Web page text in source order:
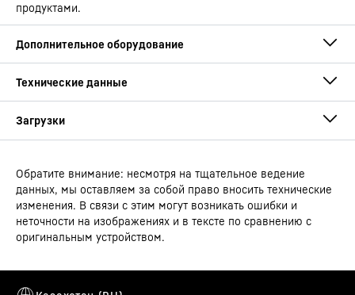
продуктами.
Сейф EasyFresh со встроенным выдвижным
Тип устройства
Встраиваемый холодильник
с EasyFresh
Руководство по эксплуатации
Обратите внимание: несмотря на тщательное ведение
данных, мы оставляем за собой право вносить технические
изменения. В связи с этим могут возникать ошибки и
неточности на изображениях и в тексте по сравнению с
оригинальным устройством.